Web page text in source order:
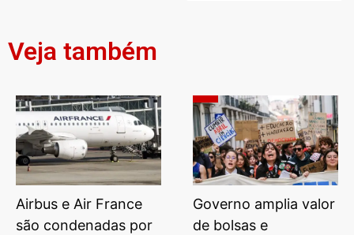
Veja também
Airbus e Air France
são condenadas por
Governo amplia valor
de bolsas e